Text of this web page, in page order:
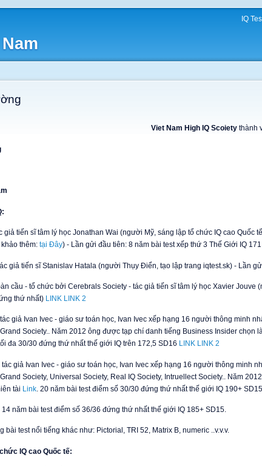
IQ
Viet Nam High IQ Scoietythành
giả tiến sĩ tâm lý học Jonathan Wai (người Mỹ, sáng lập tổ chức IQ cao
thêm: tại Đây) - Lần gửi đầu tiên: 8 năm bài test xếp thứ 3 Thế Giới IQ 171
giả tiến sĩ Stanislav Hatala (người Thụy Điển, tạo lập trang iqtest.sk) - Lần
cầu - tổ chức bởi Cerebrals Society - tác giả tiến sĩ tâm lý học Xavier Jouve
thứ nhất) LINK LINK 2
giả Ivan Ivec - giáo sư toán học, Ivan Ivec xếp hạng 16 người thông minh
Society.. Năm 2012 ông được tạp chí danh tiếng Business Insider
đa 30/30 đứng thứ nhất thế giới IQ trên 172,5 SD16 LINK LINK 2
giả Ivan Ivec - giáo sư toán học, Ivan Ivec xếp hạng 16 người thông minh
Society, Universal Society, Real IQ Society, Intruellect Society.. Năm
tài Link . 20 năm bài test điểm số 30/30 đứng thứ nhất thế giới IQ 190+ SD15
năm bài test điểm số 36/36 đứng thứ nhất thế giới IQ 185+ SD15.
bài test nổi tiếng khác như: Pictorial, TRI 52, Matrix B, numeric ..v.v.v.
IQ cao Quốc tế: